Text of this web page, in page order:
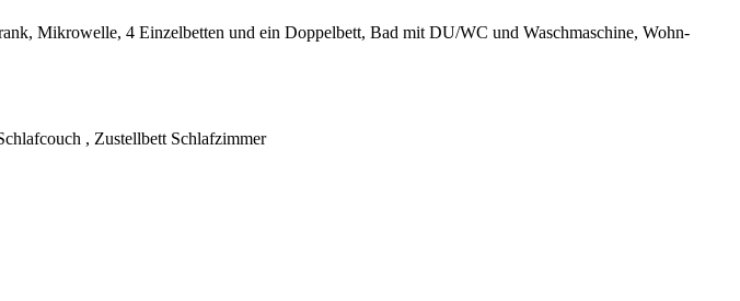
Mikrowelle, 4 Einzelbetten und ein Doppelbett, Bad mit DU/WC und Waschmaschine, Wohn-
, Zustellbett Schlafzimmer